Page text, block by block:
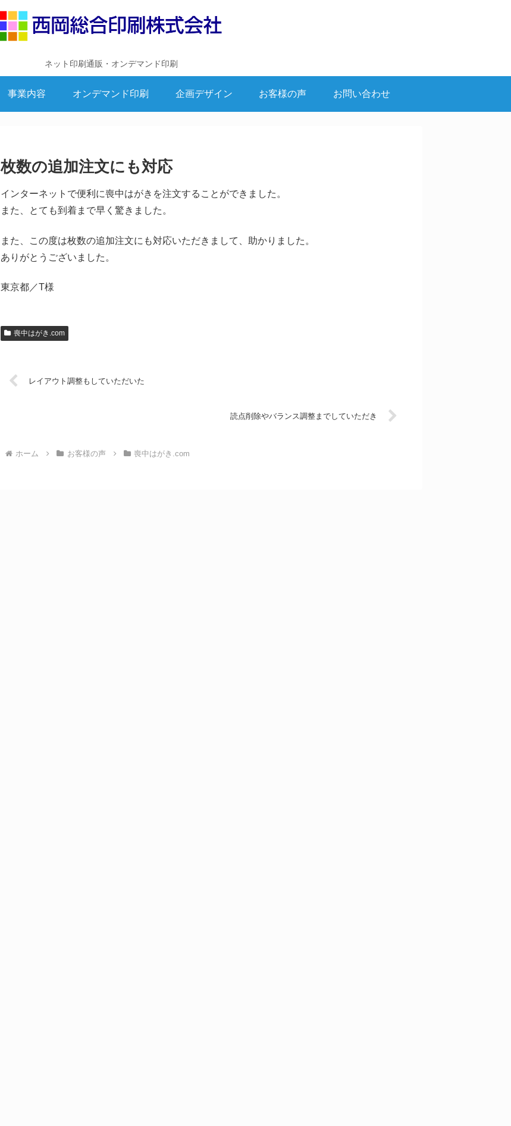
ネット印刷通販・オンデマンド印刷
事業内容 オンデマンド印刷 企画デザイン お客様の声 お問い合わせ
枚数の追加注文にも対応
インターネットで便利に喪中はがきを注文することができました。
また、とても到着まで早く驚きました。
また、この度は枚数の追加注文にも対応いただきまして、助かりました。
ありがとうございました。
東京都／T様
喪中はがき.com
レイアウト調整もしていただいた
読点削除やバランス調整までしていただき
ホーム お客様の声 喪中はがき.com